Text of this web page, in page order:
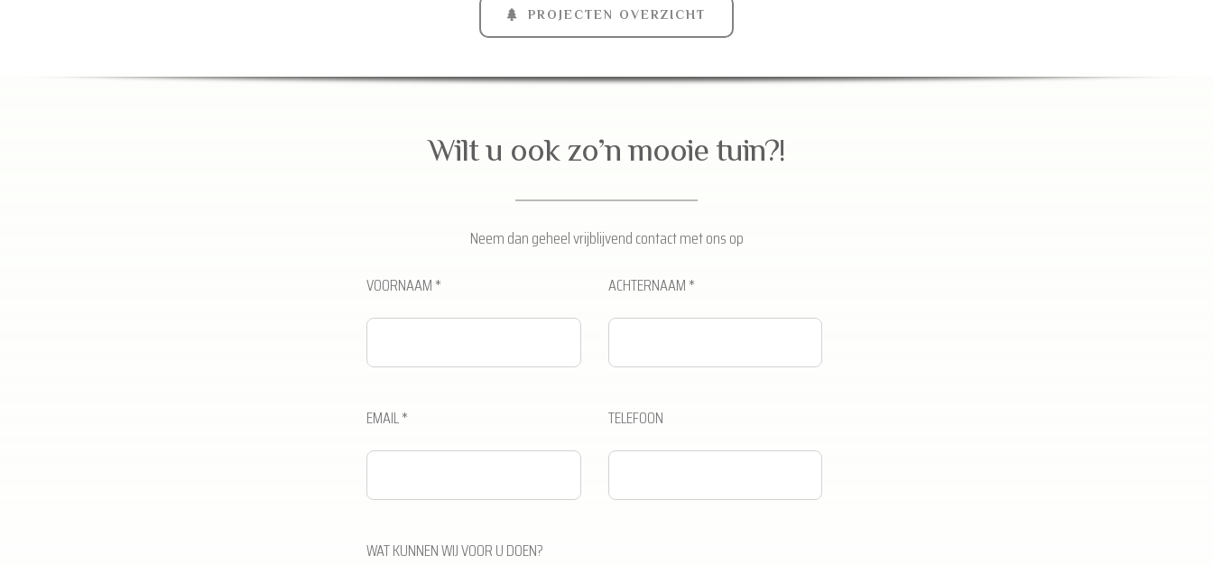
PROJECTEN OVERZICHT
Wilt u ook zo’n mooie tuin?!
Neem dan geheel vrijblijvend contact met ons op
VOORNAAM *
ACHTERNAAM *
EMAIL * TELEFOON
WAT KUNNEN WIJ VOOR U DOEN?